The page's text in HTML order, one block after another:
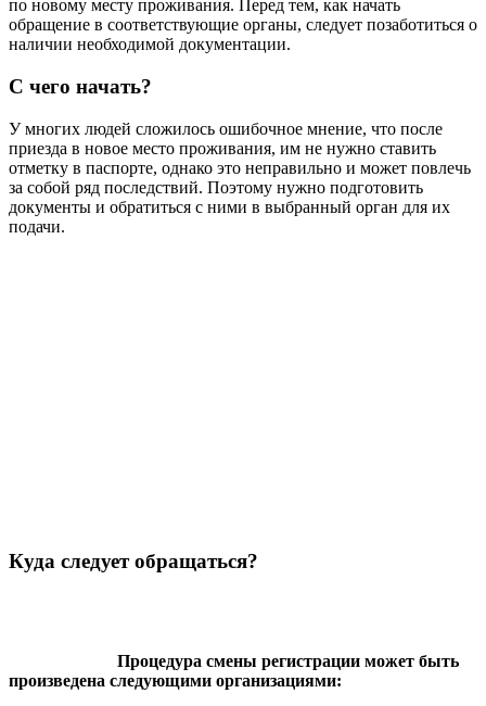
по новому месту проживания. Перед тем, как начать
обращение в соответствующие органы, следует позаботиться о
наличии необходимой документации.
С чего начать?
У многих людей сложилось ошибочное мнение, что после
приезда в новое место проживания, им не нужно ставить
отметку в паспорте, однако это неправильно и может повлечь
за собой ряд последствий. Поэтому нужно подготовить
документы и обратиться с ними в выбранный орган для их
подачи.
Куда следует обращаться?
Процедура смены регистрации может быть
произведена следующими организациями: